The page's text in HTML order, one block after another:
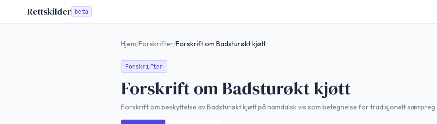
Rettskilder beta
Hjem/Forskrifter/Forskrift om Badsturøkt kjøtt
Forskrifter
Forskrift om Badsturøkt kjøtt
Forskrift om beskyttelse av Badsturøkt kjøtt på namdalsk vis som betegnelse for tradisjonelt særpreg